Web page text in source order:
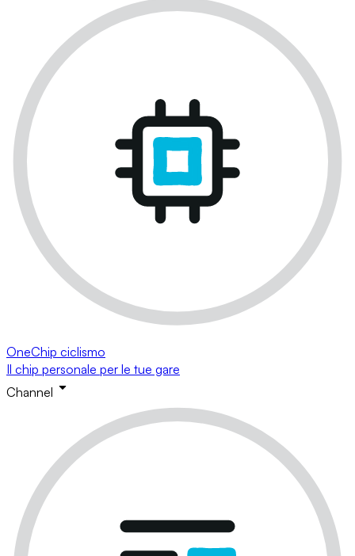
OneChip ciclismo
Il chip personale per le tue gare
Channel